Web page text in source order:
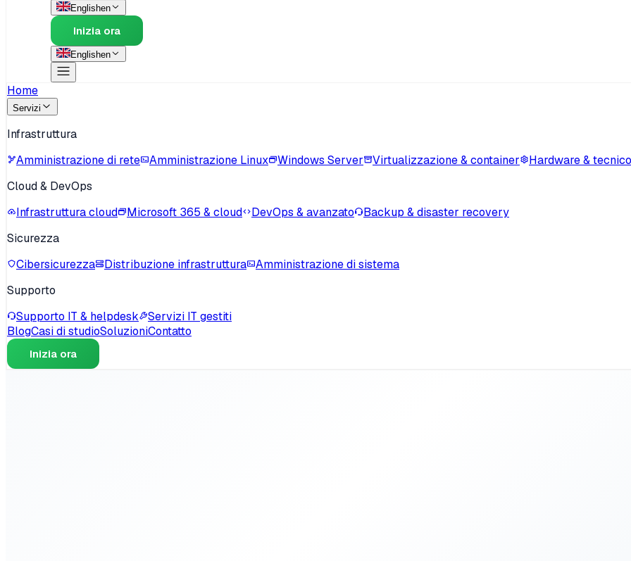
Englishen
Inizia ora
Englishen
Home
Servizi
Infrastruttura
Amministrazione di rete
Amministrazione Linux Windows Server Virtualizzazione & container
Hardware & tecnico
Cloud & DevOps
Infrastruttura cloud
Microsoft 365 & cloud DevOps & avanzato
Backup & disaster recovery
Sicurezza
Cibersicurezza
Distribuzione infrastruttura
Amministrazione di sistema
Supporto
Supporto IT & helpdesk
Servizi IT gestiti
BlogCasi di studioSoluzioniContatto
Inizia ora